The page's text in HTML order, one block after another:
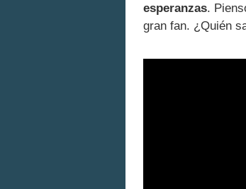
esperanzas.
gran fan. ¿Quién